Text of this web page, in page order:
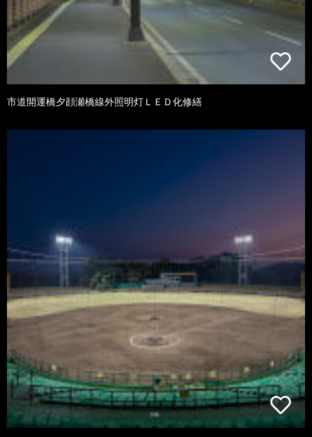
市道開運橋夕顔瀬橋線外照明灯ＬＥＤ化修繕